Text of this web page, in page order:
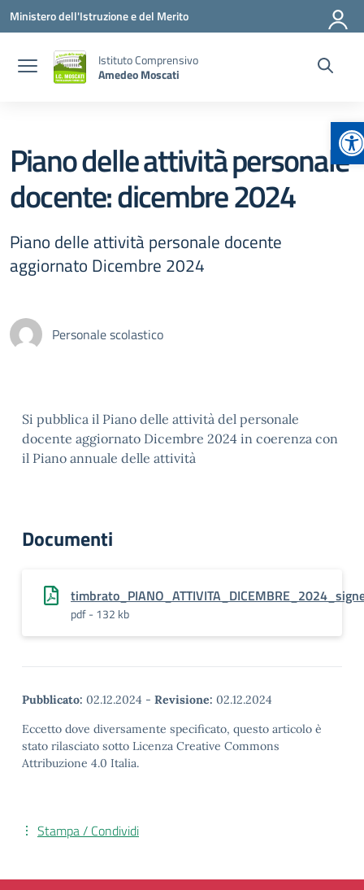
Vai ai contenuti
Vai al menu di navigazione
Vai al footer
Ministero dell'Istruzione e del Merito
Istituto Comprensivo
Amedeo Moscati
Piano delle attività personale
docente: dicembre 2024
Piano delle attività personale docente
aggiornato Dicembre 2024
Personale scolastico
Si pubblica il Piano delle attività del personale
docente aggiornato Dicembre 2024 in coerenza con
il Piano annuale delle attività
Documenti
pdf - 132 kb
Pubblicato: 02.12.2024 - Revisione: 02.12.2024
Eccetto dove diversamente specificato, questo articolo è
stato rilasciato sotto Licenza Creative Commons
Attribuzione 4.0 Italia.
Stampa / Condividi